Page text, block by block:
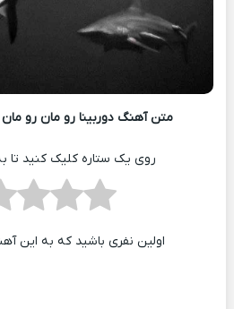
متن آهنگ دوربینا رو مان رو
روی یک ستاره کلیک کنید تا
اولین نفری باشید که به این